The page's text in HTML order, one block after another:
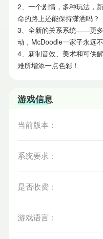
2、一个剧情，多种玩法，
命的路上还能保持潇洒吗？
3、全新的关系系统——更
动，McDoodle一家子永远
4、新制音效、美术和可供
难所增添一点色彩！
游戏信息
当前版本：
系统要求：
是否收费：
游戏语言：